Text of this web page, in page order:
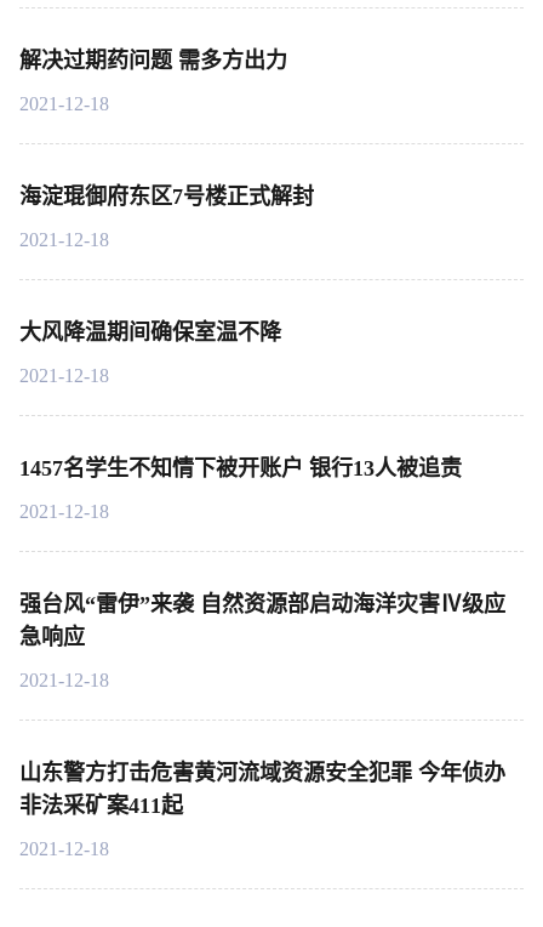
解决过期药问题 需多方出力
2021-12-18
海淀琨御府东区7号楼正式解封
2021-12-18
大风降温期间确保室温不降
2021-12-18
1457名学生不知情下被开账户 银行13人被追责
2021-12-18
强台风“雷伊”来袭 自然资源部启动海洋灾害Ⅳ级应
急响应
2021-12-18
山东警方打击危害黄河流域资源安全犯罪 今年侦办
非法采矿案411起
2021-12-18